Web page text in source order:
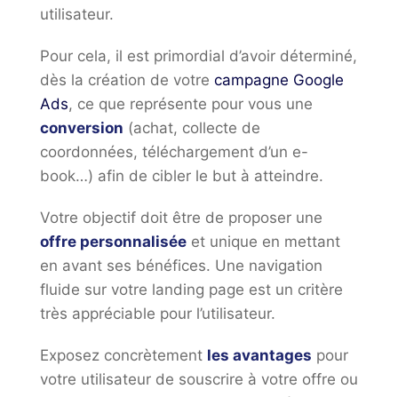
utilisateur.
Pour cela, il est primordial d’avoir déterminé,
dès la création de votre campagne Google
Ads, ce que représente pour vous une
conversion (achat, collecte de
coordonnées, téléchargement d’un e-
book…) afin de cibler le but à atteindre.
Votre objectif doit être de proposer une
offre personnalisée et unique en mettant
en avant ses bénéfices. Une navigation
fluide sur votre landing page est un critère
très appréciable pour l’utilisateur.
Exposez concrètement les avantages pour
votre utilisateur de souscrire à votre offre ou